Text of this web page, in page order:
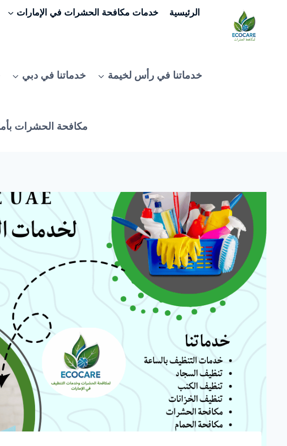
المحتوى
الرئيسية خدمات مكافحة الحشرات في الإمارات
خدماتنا في رأس لخيمة خدماتنا في دبي
مكافحة الحشرات